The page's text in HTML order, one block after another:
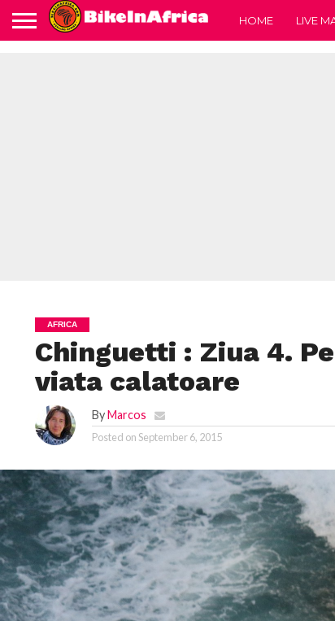
HOME LIVE
AFRICA
Chinguetti : Ziua 4.
viata calatoare
ByMarcos
Posted onSeptember 6, 2015